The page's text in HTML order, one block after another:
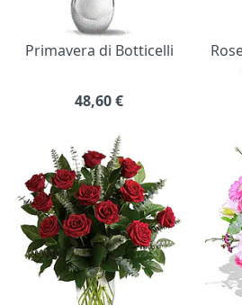
Primavera di Botticelli
48,60€